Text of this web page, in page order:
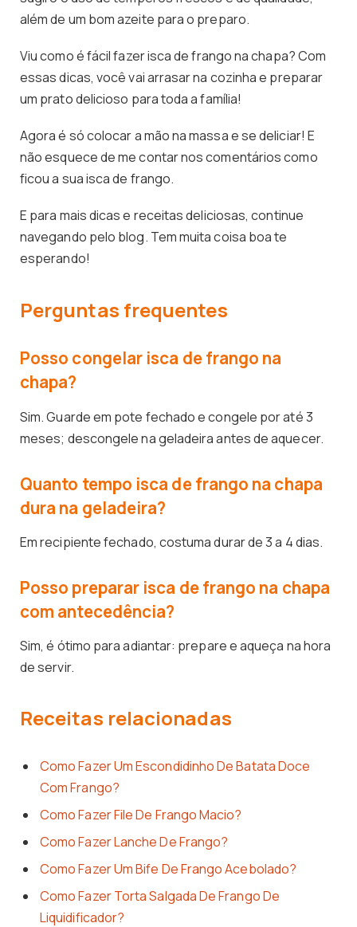
além de um bom azeite para o preparo.
Viu como é fácil fazer isca de frango na chapa? Com
essas dicas, você vai arrasar na cozinha e preparar
um prato delicioso para toda a família!
Agora é só colocar a mão na massa e se deliciar! E
não esquece de me contar nos comentários como
ficou a sua isca de frango.
E para mais dicas e receitas deliciosas, continue
navegando pelo blog. Tem muita coisa boa te
esperando!
Perguntas frequentes
Posso congelar isca de frango na
chapa?
Sim. Guarde em pote fechado e congele por até 3
meses; descongele na geladeira antes de aquecer.
Quanto tempo isca de frango na chapa
dura na geladeira?
Em recipiente fechado, costuma durar de 3 a 4 dias.
Posso preparar isca de frango na chapa
com antecedência?
Sim, é ótimo para adiantar: prepare e aqueça na hora
de servir.
Receitas relacionadas
Como Fazer Um Escondidinho De Batata Doce
Com Frango?
Como Fazer File De Frango Macio?
Como Fazer Lanche De Frango?
Como Fazer Um Bife De Frango Acebolado?
Como Fazer Torta Salgada De Frango De
Liquidificador?